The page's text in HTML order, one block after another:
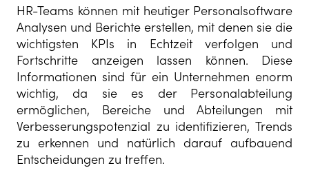
HR-Teams können mit heutiger Personalsoftware
Analysen und Berichte erstellen, mit denen sie die
wichtigsten KPIs in Echtzeit verfolgen und
Fortschritte anzeigen lassen können. Diese
Informationen sind für ein Unternehmen enorm
wichtig, da sie es der Personalabteilung
ermöglichen, Bereiche und Abteilungen mit
Verbesserungspotenzial zu identifizieren, Trends
zu erkennen und natürlich darauf aufbauend
Entscheidungen zu treffen.